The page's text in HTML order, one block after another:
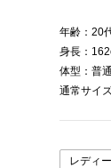
年齢：20
身長：
体型：普通
通常サイ
レディ